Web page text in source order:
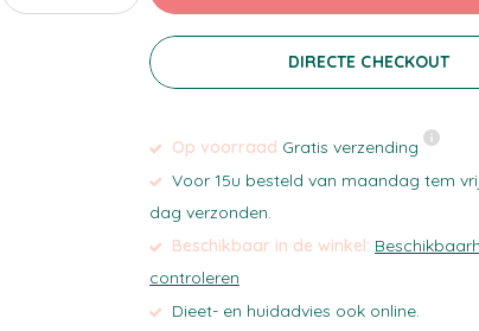
DIRECTE CHECKOUT
Op voorraad Gratis verzending
Voor 15u besteld van maandag tem
dag verzonden.
Beschikbaar in de winkel:
controleren
Dieet- en huidadvies ook online.